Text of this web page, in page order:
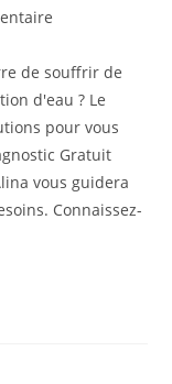
de souffrir de
d'eau ? Le
pour vous
Gratuit
vous guidera
Connaissez-